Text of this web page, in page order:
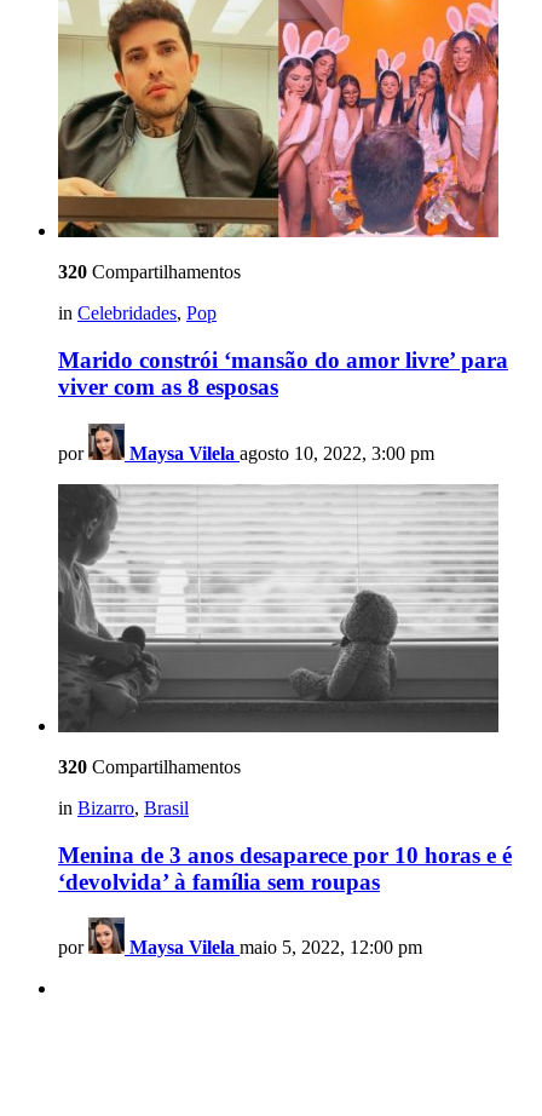
320 Compartilhamentos
in Celebridades, Pop
Marido constrói ‘mansão do amor livre’ para
viver com as 8 esposas
por Maysa Vilela agosto 10, 2022, 3:00 pm
320 Compartilhamentos
in Bizarro, Brasil
Menina de 3 anos desaparece por 10 horas e é
‘devolvida’ à família sem roupas
por Maysa Vilela maio 5, 2022, 12:00 pm